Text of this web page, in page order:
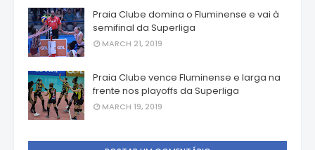
Praia Clube domina o Fluminense e vai à
semifinal da Superliga
MARCH 21, 2019
Praia Clube vence Fluminense e larga na
frente nos playoffs da Superliga
MARCH 19, 2019